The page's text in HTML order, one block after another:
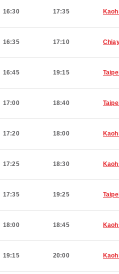
16:30 17:35
16:35 17:10
16:45 19:15
17:00 18:40
17:20 18:00
17:25 18:30
17:35 19:25
18:00 18:45
19:15 20:00